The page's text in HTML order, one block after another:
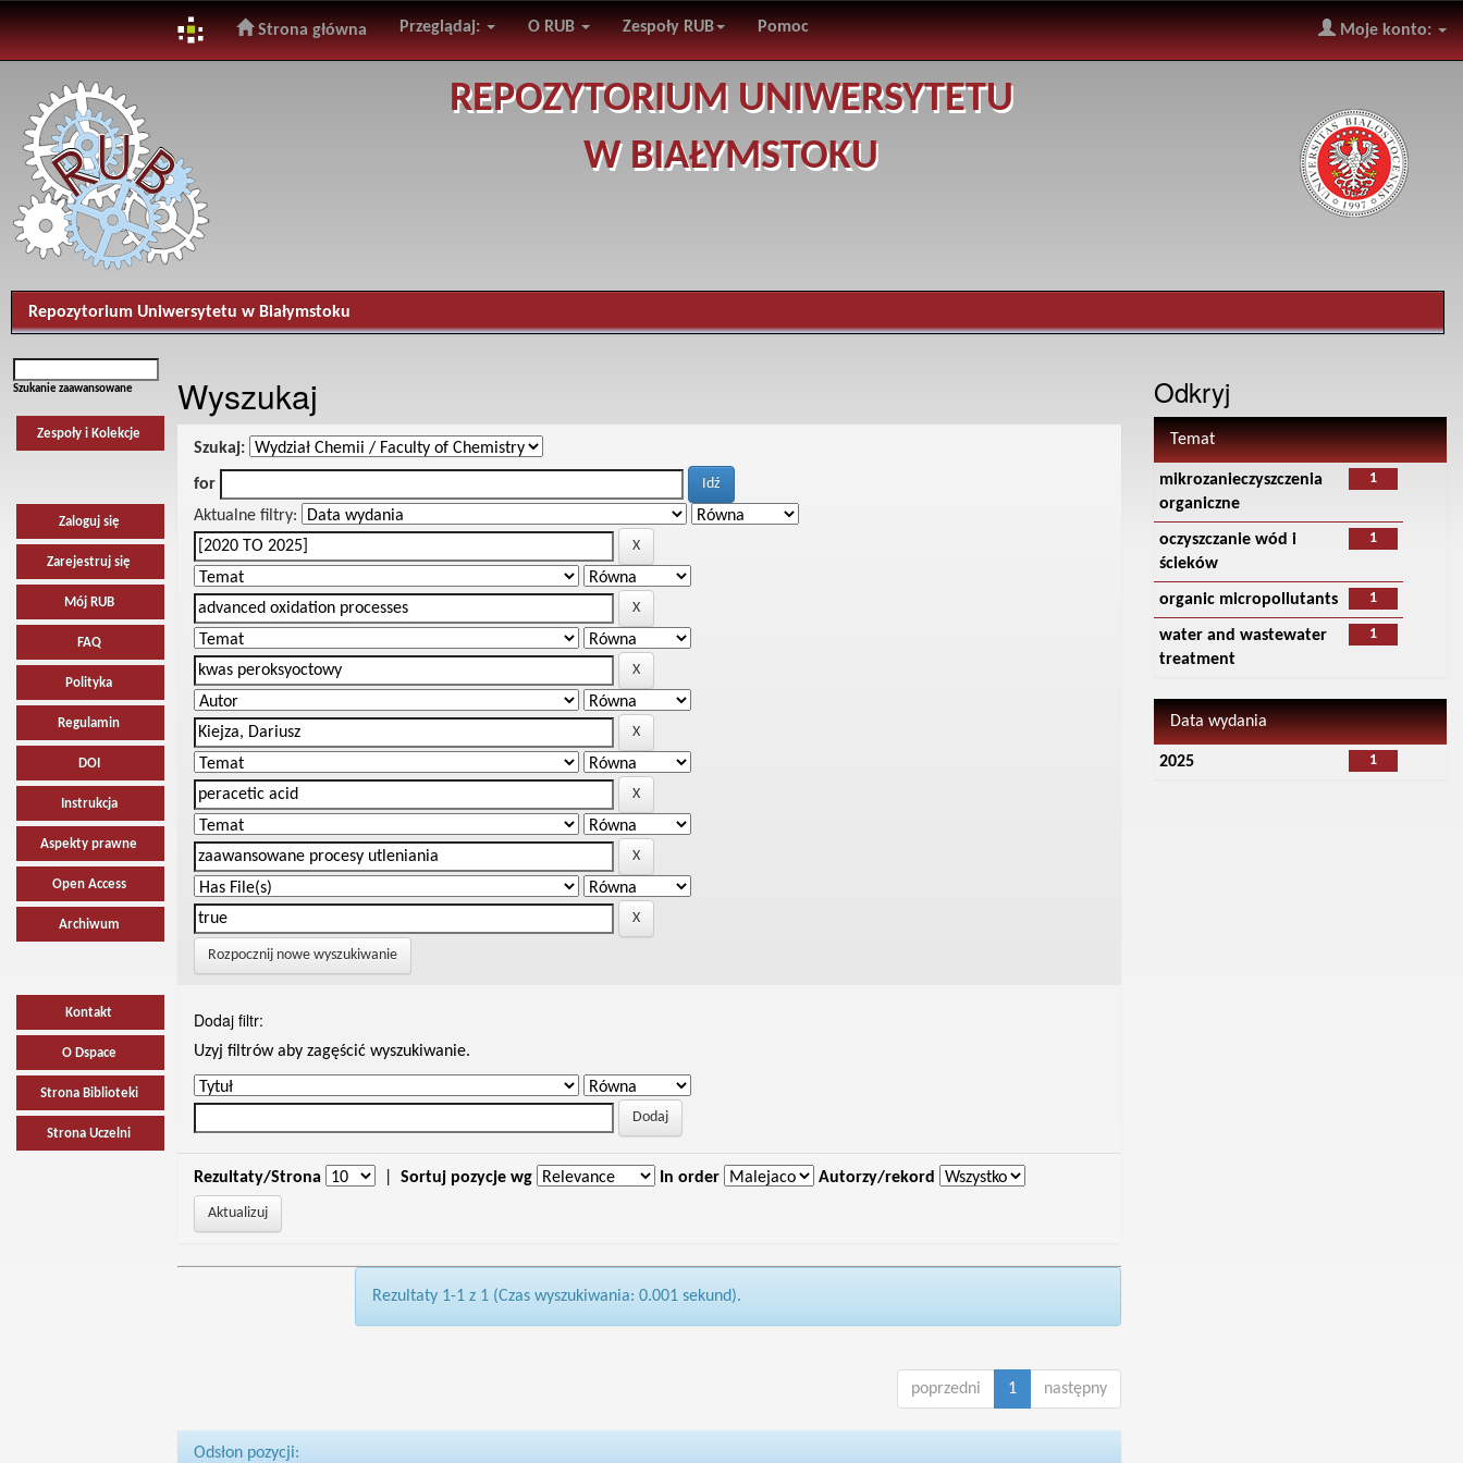
navigation
Strona główna Przeglądaj: O RUB Zespoły RUB Pomoc Moje konto:
REPOZYTORIUM UNIWERSYTETU
W BIAŁYMSTOKU
Repozytorium Uniwersytetu w Białymstoku
Szukanie zaawansowane
Zespoły i Kolekcje
Zaloguj się
Zarejestruj się
Mój RUB
FAQ
Polityka
Regulamin
DOI
Instrukcja
Aspekty prawne
Open Access
Archiwum
Kontakt
O Dspace
Strona Biblioteki
Strona Uczelni
Wyszukaj
Szukaj:
for
Aktualne filtry:
Rozpocznij nowe wyszukiwanie
Dodaj filtr:
Uzyj filtrów aby zagęścić wyszukiwanie.
Rezultaty/Strona Sortuj pozycje wg In order Autorzy/rekord
Rezultaty 1-1 z 1 (Czas wyszukiwania: 0.001 sekund).
poprzedni 1 następny
Odsłon pozycji:
Odkryj
Temat
1
mikrozanieczyszczenia
organiczne
1
oczyszczanie wód i
ścieków
1
organic micropollutants
1
water and wastewater
treatment
Data wydania
1
2025